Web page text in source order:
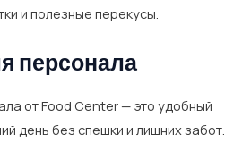
и полезные перекусы.
персонала
от Food Center — это удобный
день без спешки и лишних забот.